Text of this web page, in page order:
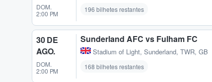
DOM.
2:00 PM
196 bilhetes restantes
30 DE
AGO.
DOM.
2:00 PM
Sunderland AFC vs Fulham FC
Stadium of Light, Sunderland, TWR, GB
168 bilhetes restantes